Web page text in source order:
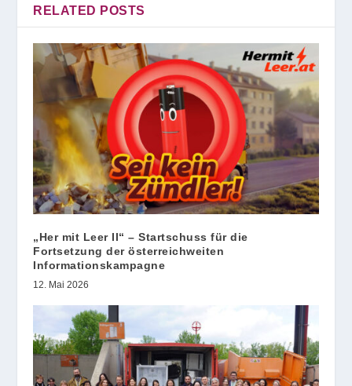
RELATED POSTS
„Her mit Leer II“ – Startschuss für die
Fortsetzung der österreichweiten
Informationskampagne
12. Mai 2026